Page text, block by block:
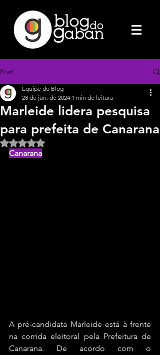
Post
Marleide lidera pesquisa
para prefeita de Canarana
Equipe do Blog
28 de jun. de 2024 1 min de leitura
Avaliado com NaN de 5 estrelas.
Canarana
A pré-candidata Marleide está à frente
na corrida eleitoral pela Prefeitura de
Canarana. De acordo com o